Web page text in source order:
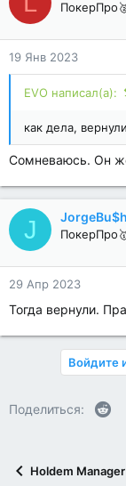
19 Янв 2023
EVO написал(а):
как дела,
Сомневаюсь. Он
J JorgeBu$h
29 Апр 2023
Тогда вернули.
Войдите
Поделиться:
Holdem